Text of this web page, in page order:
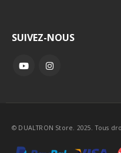
SUIVEZ-NOUS
© DUALTRON Store. 2025. Tous